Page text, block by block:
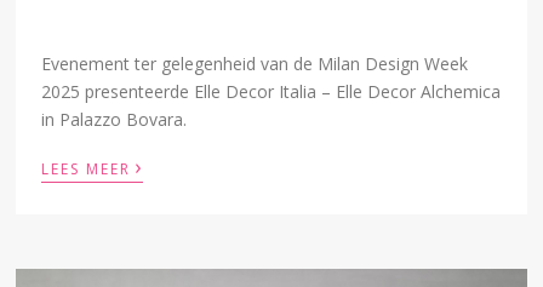
Evenement ter gelegenheid van de Milan Design Week
2025 presenteerde Elle Decor Italia – Elle Decor Alchemica
in Palazzo Bovara.
LEES MEER ›